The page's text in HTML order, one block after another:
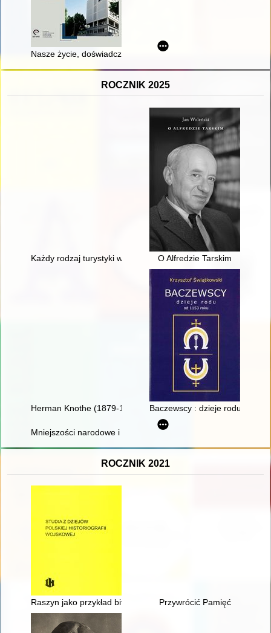
Nasze życie, doświadczenia, pasje : 50 lat minęło... "Złoty
ROCZNIK 2025
Każdy rodzaj turystyki wymaga innego ekwipunku" :
O Alfredzie Tarskim
Herman Knothe (1879-1961) : twórca historii polskiego
Baczewscy : dzieje rodu od
Mniejszości narodowe i etniczne w Polsce : w 20-lecie ustawy
ROCZNIK 2021
Raszyn jako przykład bitwy obronnej opartej na rzece
Przywrócić Pamięć